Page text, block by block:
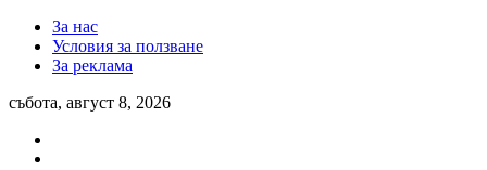
За нас
Условия за ползване
За реклама
събота, август 8, 2026